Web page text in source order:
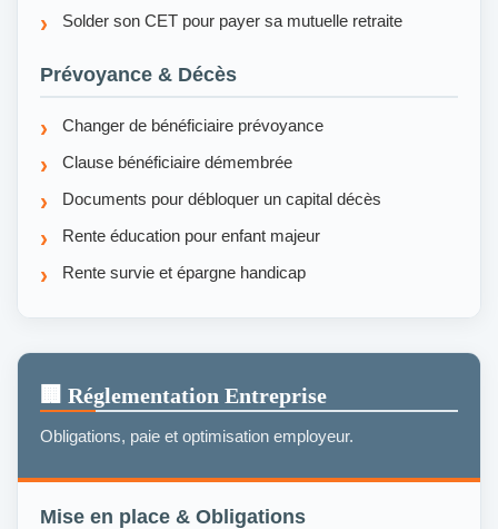
Solder son CET pour payer sa mutuelle retraite
Prévoyance & Décès
Changer de bénéficiaire prévoyance
Clause bénéficiaire démembrée
Documents pour débloquer un capital décès
Rente éducation pour enfant majeur
Rente survie et épargne handicap
🏢 Réglementation Entreprise
Obligations, paie et optimisation employeur.
Mise en place & Obligations